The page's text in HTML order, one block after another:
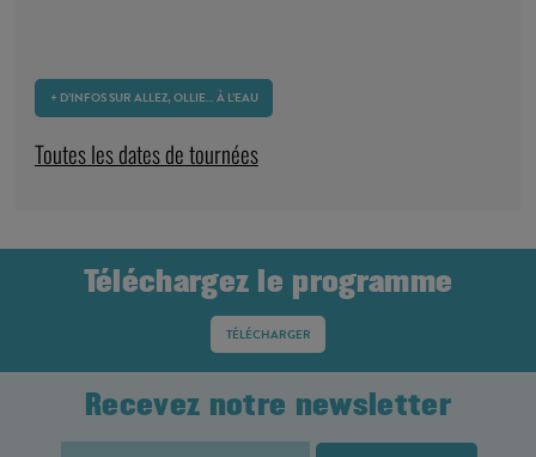
+ D’INFOS SUR ALLEZ, OLLIE… À L’EAU
Toutes les dates de tournées
Téléchargez le programme
TÉLÉCHARGER
Recevez notre newsletter